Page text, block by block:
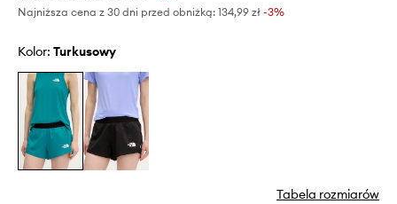
Najniższa cena z 30 dni przed obniżką: 134,99 zł -3%
Kolor: turkusowy
Tabela rozmiarów